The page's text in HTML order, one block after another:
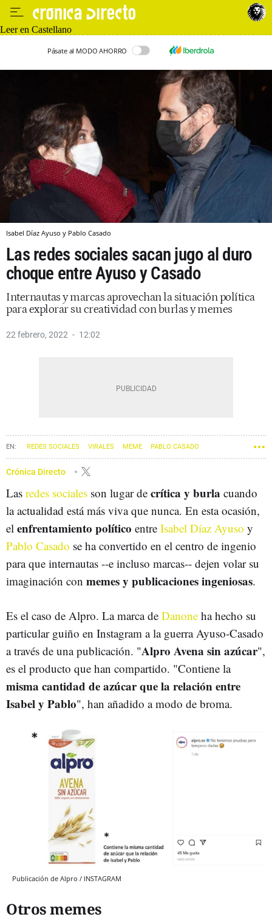
Leer en Castellano
Pásate al MODO AHORRO
Isabel Díaz Ayuso y Pablo Casado
Las redes sociales sacan jugo al duro
choque entre Ayuso y Casado
Internautas y marcas aprovechan la situación política
para explorar su creatividad con burlas y memes
22 febrero, 2022 12:02
REDES SOCIALES VIRALES MEME PABLO CASADO
ISABEL DÍAZ AYUSO
Crónica Directo
Las redes sociales son lugar de crítica y burla cuando
la actualidad está más viva que nunca. En esta ocasión,
el enfrentamiento político entre Isabel Díaz Ayuso y
Pablo Casado se ha convertido en el centro de ingenio
para que internautas --e incluso marcas-- dejen volar su
imaginación con memes y publicaciones ingeniosas.
Es el caso de Alpro. La marca de Danone ha hecho su
particular guiño en Instagram a la guerra Ayuso-Casado
a través de una publicación. "Alpro Avena sin azúcar",
es el producto que han compartido. "Contiene la
misma cantidad de azúcar que la relación entre
Isabel y Pablo", han añadido a modo de broma.
Publicación de Alpro / INSTAGRAM
Otros memes